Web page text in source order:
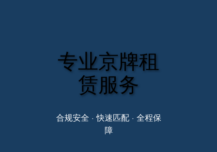
专业京牌租
赁服务
合规安全 · 快速匹配 · 全程保
障